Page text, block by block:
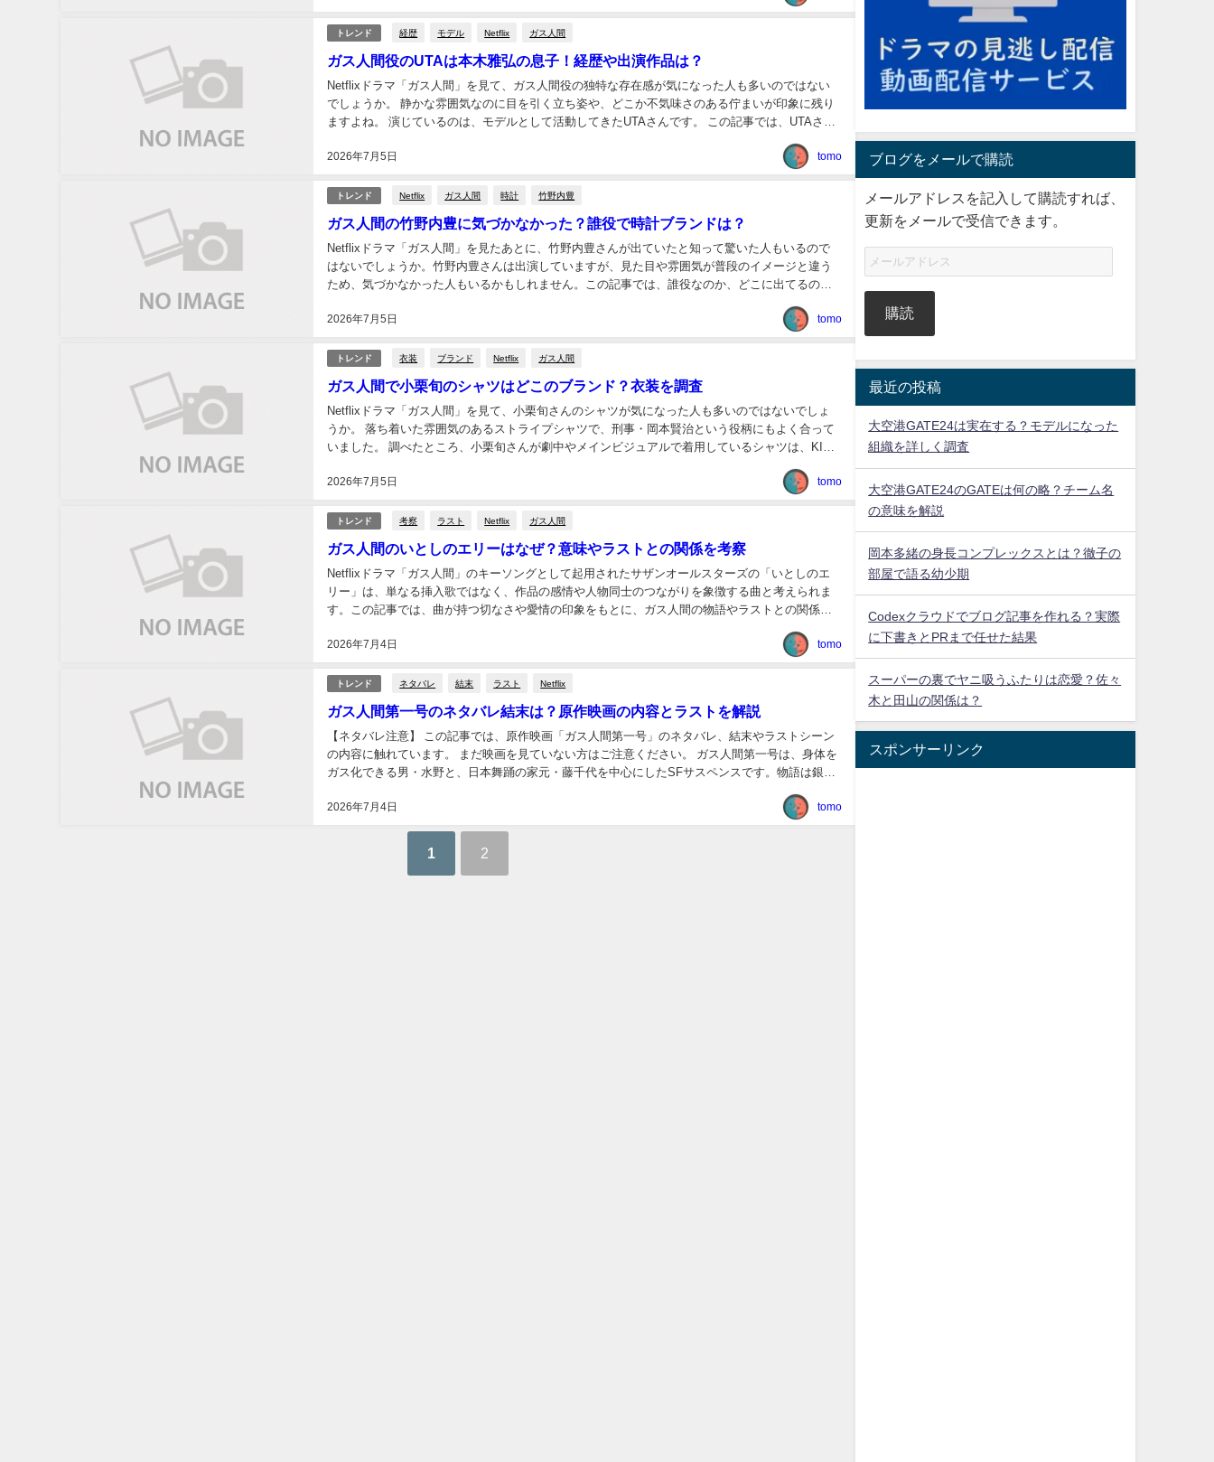
トレンド 経歴 モデル Netflix ガス人間
ガス人間役のUTAは本木雅弘の息子！経歴や出演作品は？
2026年7月5日
Netflixドラマ「ガス人間」を見て、ガス人間役の独特な存在感が気になった人も多いのではない
でしょうか。 静かな雰囲気なのに目を引く立ち姿や、どこか不気味さのある佇まいが印象に残り
ますよね。 演じているのは、モデルとして活動してきたUTAさんです。 この記事では、UTAさん
tomo
トレンド Netflix ガス人間 時計 竹野内豊
ガス人間の竹野内豊に気づかなかった？誰役で時計ブランドは？
2026年7月5日
Netflixドラマ「ガス人間」を見たあとに、竹野内豊さんが出ていたと知って驚いた人もいるので
はないでしょうか。竹野内豊さんは出演していますが、見た目や雰囲気が普段のイメージと違う
ため、気づかなかった人もいるかもしれません。この記事では、誰役なのか、どこに出てるの
tomo
トレンド 衣装 ブランド Netflix ガス人間
ガス人間で小栗旬のシャツはどこのブランド？衣装を調査
2026年7月5日
Netflixドラマ「ガス人間」を見て、小栗旬さんのシャツが気になった人も多いのではないでしょ
うか。 落ち着いた雰囲気のあるストライプシャツで、刑事・岡本賢治という役柄にもよく合って
いました。 調べたところ、小栗旬さんが劇中やメインビジュアルで着用しているシャツは、KICS
tomo
トレンド 考察 ラスト Netflix ガス人間
ガス人間のいとしのエリーはなぜ？意味やラストとの関係を考察
2026年7月4日
Netflixドラマ「ガス人間」のキーソングとして起用されたサザンオールスターズの「いとしのエ
リー」は、単なる挿入歌ではなく、作品の感情や人物同士のつながりを象徴する曲と考えられま
す。この記事では、曲が持つ切なさや愛情の印象をもとに、ガス人間の物語やラストとの関係を
tomo
トレンド ネタバレ 結末 ラスト Netflix
ガス人間第一号のネタバレ結末は？原作映画の内容とラストを解説
2026年7月4日
【ネタバレ注意】 この記事では、原作映画「ガス人間第一号」のネタバレ、結末やラストシーン
の内容に触れています。 まだ映画を見ていない方はご注意ください。 ガス人間第一号は、身体を
ガス化できる男・水野と、日本舞踊の家元・藤千代を中心にしたSFサスペンスです。物語は銀行
tomo
1 2
ブログをメールで購読
メールアドレスを記入して購読すれば、
更新をメールで受信できます。
購読
最近の投稿
大空港GATE24は実在する？モデルになった
組織を詳しく調査
大空港GATE24のGATEは何の略？チーム名
の意味を解説
岡本多緒の身長コンプレックスとは？徹子の
部屋で語る幼少期
Codexクラウドでブログ記事を作れる？実際
に下書きとPRまで任せた結果
スーパーの裏でヤニ吸うふたりは恋愛？佐々
木と田山の関係は？
スポンサーリンク